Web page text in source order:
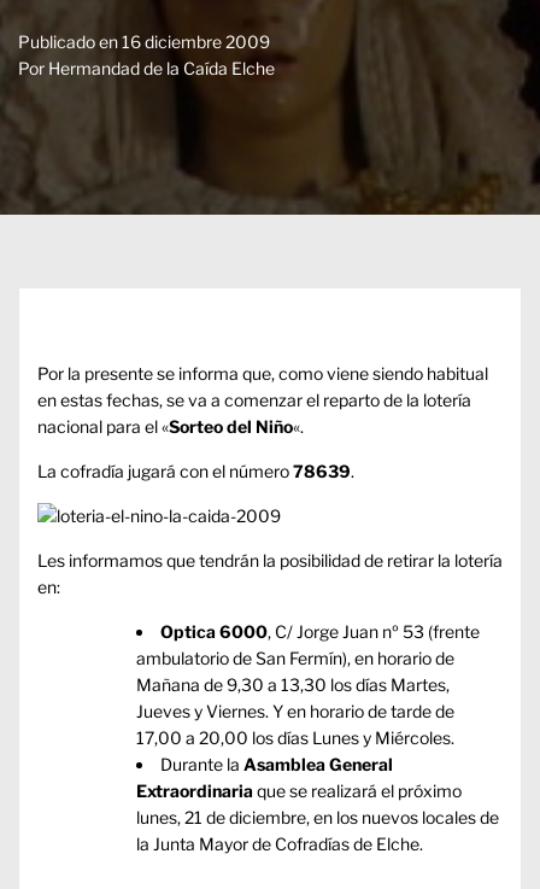
Publicado en16 diciembre 2009
Por Hermandad de la Caída Elche
Por la presente se informa que, como viene siendo habitual
en estas fechas, se va a comenzar el reparto de la lotería
nacional para el «Sorteo del Niño«.
La cofradía jugará con el número78639.
Les informamos que tendrán la posibilidad de retirar la lotería
en:
Optica 6000, C/ Jorge Juan nº 53 (frente
ambulatorio de San Fermín), en horario de
Mañana de 9,30 a 13,30 los días Martes,
Jueves y Viernes. Y en horario de tarde de
17,00 a 20,00 los días Lunes y Miércoles.
Durante la Asamblea General
Extraordinariaque se realizará el próximo
lunes, 21 de diciembre, en los nuevos locales de
la Junta Mayor de Cofradías de Elche.